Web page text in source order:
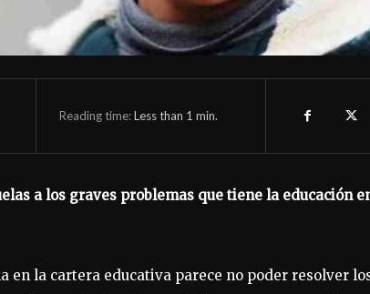
Reading time:Less than 1 min.
a los graves problemas que tiene la educación
en la cartera educativa parece no poder resolver